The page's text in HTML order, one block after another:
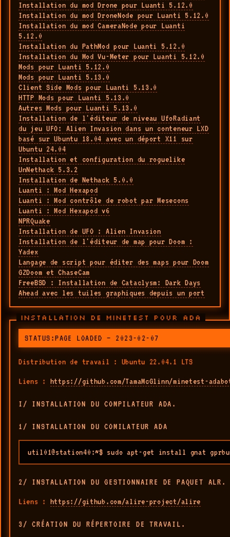
Installation du mod Drone pour Luanti 5.12.0
Installation du mod DroneNode pour Luanti 5.12.0
Installation du mod CameraNode pour Luanti
5.12.0
Installation du PathMod pour Luanti 5.12.0
Installation du Mod Vu-Meter pour Luanti 5.12.0
Mods pour Luanti 5.12.0
Mods pour Luanti 5.13.0
Client Side Mods pour Luanti 5.13.0
HTTP Mods pour Luanti 5.13.0
Autres Mods pour Luanti 5.13.0
Installation de l'éditeur de niveau UfoRadiant
du jeu UFO: Alien Invasion dans un conteneur LXD
basé sur Ubuntu 18.04 avec un déport X11 sur
Ubuntu 24.04
Installation et configuration du roguelike
UnNethack 5.3.2
Installation de Nethack 5.0.0
Luanti : Mod Hexapod
Luanti : Mod contrôle de robot par Mesecons
Luanti : Mod Hexapod v6
NPRQuake
Installation de UFO : Alien Invasion
Installation de l'éditeur de map pour Doom :
Yadex
Langage de script pour éditer des maps pour Doom
GZDoom et ChaseCam
FreeBSD : Installation de Cataclysm: Dark Days
Ahead avec les tuiles graphiques depuis un port
INSTALLATION DE MINETEST POUR ADA
STATUS:PAGE LOADED — 2023-02-07
Distribution de travail : Ubuntu 22.04.1 LTS
Liens : https://github.com/TamaMcGlinn/minetest-
I/ INSTALLATION DU COMPILATEUR ADA.
1/ INSTALLATION DU COMILATEUR ADA
util01@station40:~$ sudo apt-get install gnat
2/ INSTALLATION DU GESTIONNAIRE DE PAQUET ALR.
Liens : https://github.com/alire-project/alire
3/ CRÉATION DU RÉPERTOIRE DE TRAVAIL.